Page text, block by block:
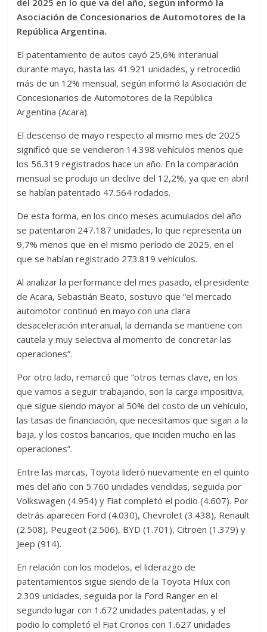
del 2025 en lo que va del año, según informó la
Asociación de Concesionarios de Automotores de la
República Argentina.
El patentamiento de autos cayó 25,6% interanual
durante mayo, hasta las 41.921 unidades, y retrocedió
más de un 12% mensual, según informó la Asociación de
Concesionarios de Automotores de la República
Argentina (Acara).
El descenso de mayo respecto al mismo mes de 2025
significó que se vendieron 14.398 vehículos menos que
los 56.319 registrados hace un año. En la comparación
mensual se produjo un declive del 12,2%, ya que en abril
se habían patentado 47.564 rodados.
De esta forma, en los cinco meses acumulados del año
se patentaron 247.187 unidades, lo que representa un
9,7% menos que en el mismo período de 2025, en el
que se habían registrado 273.819 vehículos.
Al analizar la performance del mes pasado, el presidente
de Acara, Sebastián Beato, sostuvo que “el mercado
automotor continuó en mayo con una clara
desaceleración interanual, la demanda se mantiene con
cautela y muy selectiva al momento de concretar las
operaciones”.
Por otro lado, remarcó que “otros temas clave, en los
que vamos a seguir trabajando, son la carga impositiva,
que sigue siendo mayor al 50% del costo de un vehículo,
las tasas de financiación, que necesitamos que sigan a la
baja, y los costos bancarios, que inciden mucho en las
operaciones”.
Entre las marcas, Toyota lideró nuevamente en el quinto
mes del año con 5.760 unidades vendidas, seguida por
Volkswagen (4.954) y Fiat completó el podio (4.607). Por
detrás aparecen Ford (4.030), Chevrolet (3.438), Renault
(2.508), Peugeot (2.506), BYD (1.701), Citroën (1.379) y
Jeep (914).
En relación con los modelos, el liderazgo de
patentamientos sigue siendo de la Toyota Hilux con
2.309 unidades, seguida por la Ford Ranger en el
segundo lugar con 1.672 unidades patentadas, y el
podio lo completó el Fiat Cronos con 1.627 unidades